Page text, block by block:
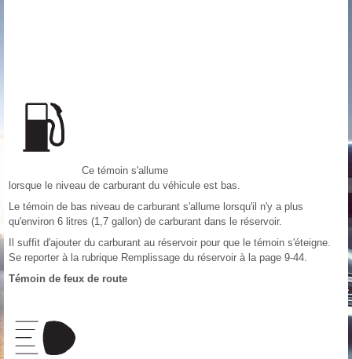
Ce témoin s'allume
lorsque le niveau de carburant du véhicule est bas.
Le témoin de bas niveau de carburant s'allume lorsqu'il n'y a plus
qu'environ 6 litres (1,7 gallon) de carburant dans le réservoir.
Il suffit d'ajouter du carburant au réservoir pour que le témoin s'éteigne.
Se reporter à la rubrique Remplissage du réservoir à la page 9‑44.
Témoin de feux de route